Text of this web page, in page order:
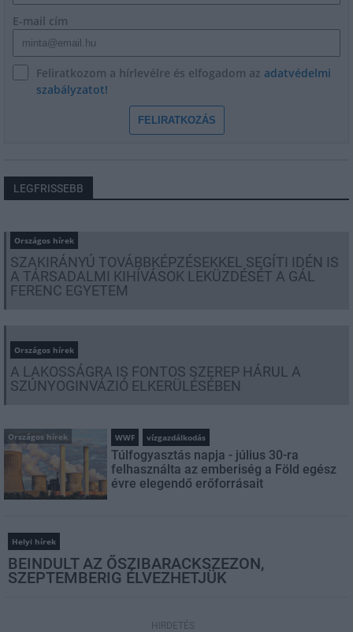
E-mail cím
Feliratkozom a hírlevélre és elfogadom az adatvédelmi
szabályzatot!
FELIRATKOZÁS
LEGFRISSEBB
Országos hírek
SZAKIRÁNYÚ TOVÁBBKÉPZÉSEKKEL SEGÍTI IDÉN IS
A TÁRSADALMI KIHÍVÁSOK LEKÜZDÉSÉT A GÁL
FERENC EGYETEM
Országos hírek
A LAKOSSÁGRA IS FONTOS SZEREP HÁRUL A
SZÚNYOGINVÁZIÓ ELKERÜLÉSÉBEN
Országos hírek WWF vízgazdálkodás
Túlfogyasztás napja - július 30-ra
felhasználta az emberiség a Föld egész
évre elegendő erőforrásait
Helyi hírek
BEINDULT AZ ŐSZIBARACKSZEZON,
SZEPTEMBERIG ÉLVEZHETJÜK
HIRDETÉS